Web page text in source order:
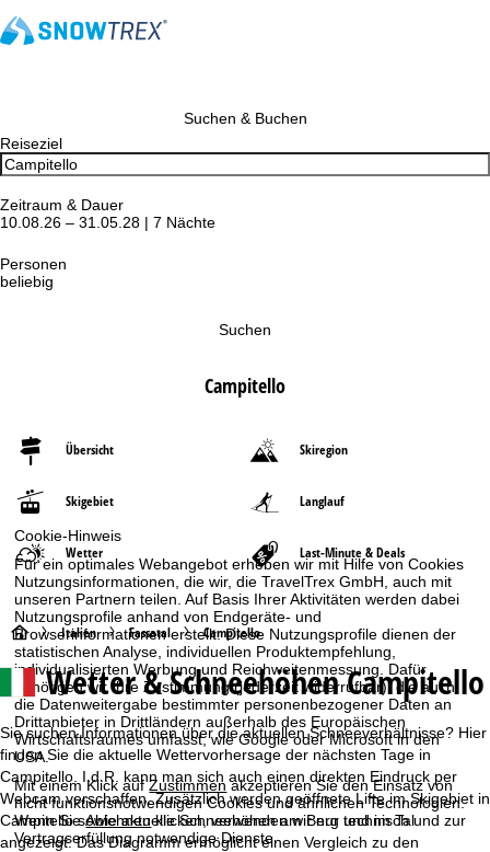
Cookie-Hinweis
Für ein optimales Webangebot erheben wir mit Hilfe von Cookies
Nutzungsinformationen, die wir, die TravelTrex GmbH, auch mit
unseren Partnern teilen. Auf Basis Ihrer Aktivitäten werden dabei
Nutzungsprofile anhand von Endgeräte- und
Browserinformationen erstellt. Diese Nutzungsprofile dienen der
statistischen Analyse, individuellen Produktempfehlung,
individualisierten Werbung und Reichweitenmessung. Dafür
benötigen wir Ihre Zustimmung (jederzeit widerrufbar), die auch
die Datenweitergabe bestimmter personenbezogener Daten an
Drittanbieter in Drittländern außerhalb des Europäischen
Wirtschaftsraumes umfasst, wie Google oder Microsoft in den
USA.
Mit einem Klick aufZustimmenakzeptieren Sie den Einsatz von
nicht funktionsnotwendigen Cookies und ähnlichen Technologien.
Wenn SieAblehnenklicken, verwenden wir nur technisch und zur
Vertragserfüllung notwendige Dienste.
Suchen & Buchen
Reiseziel
Zeitraum & Dauer
10.08.26 – 31.05.28 | 7 Nächte
Personen
beliebig
Suchen
Campitello
Übersicht Skiregion
Skigebiet Langlauf
Wetter Last-Minute & Deals
S
t
a
r
t
Italien Fassatal Campitello
Wetter & Schneehöhen Campitello
Sie suchen Informationen über die aktuellen Schneeverhältnisse? Hier
finden Sie die aktuelle Wettervorhersage der nächsten Tage in
Campitello. I.d.R. kann man sich auch einen direkten Eindruck per
Webcam verschaffen. Zusätzlich werden geöffnete Lifte im Skigebiet in
Campitello sowie aktuelle Schneehöhen am Berg und im Tal
angezeigt. Das Diagramm ermöglicht einen Vergleich zu den